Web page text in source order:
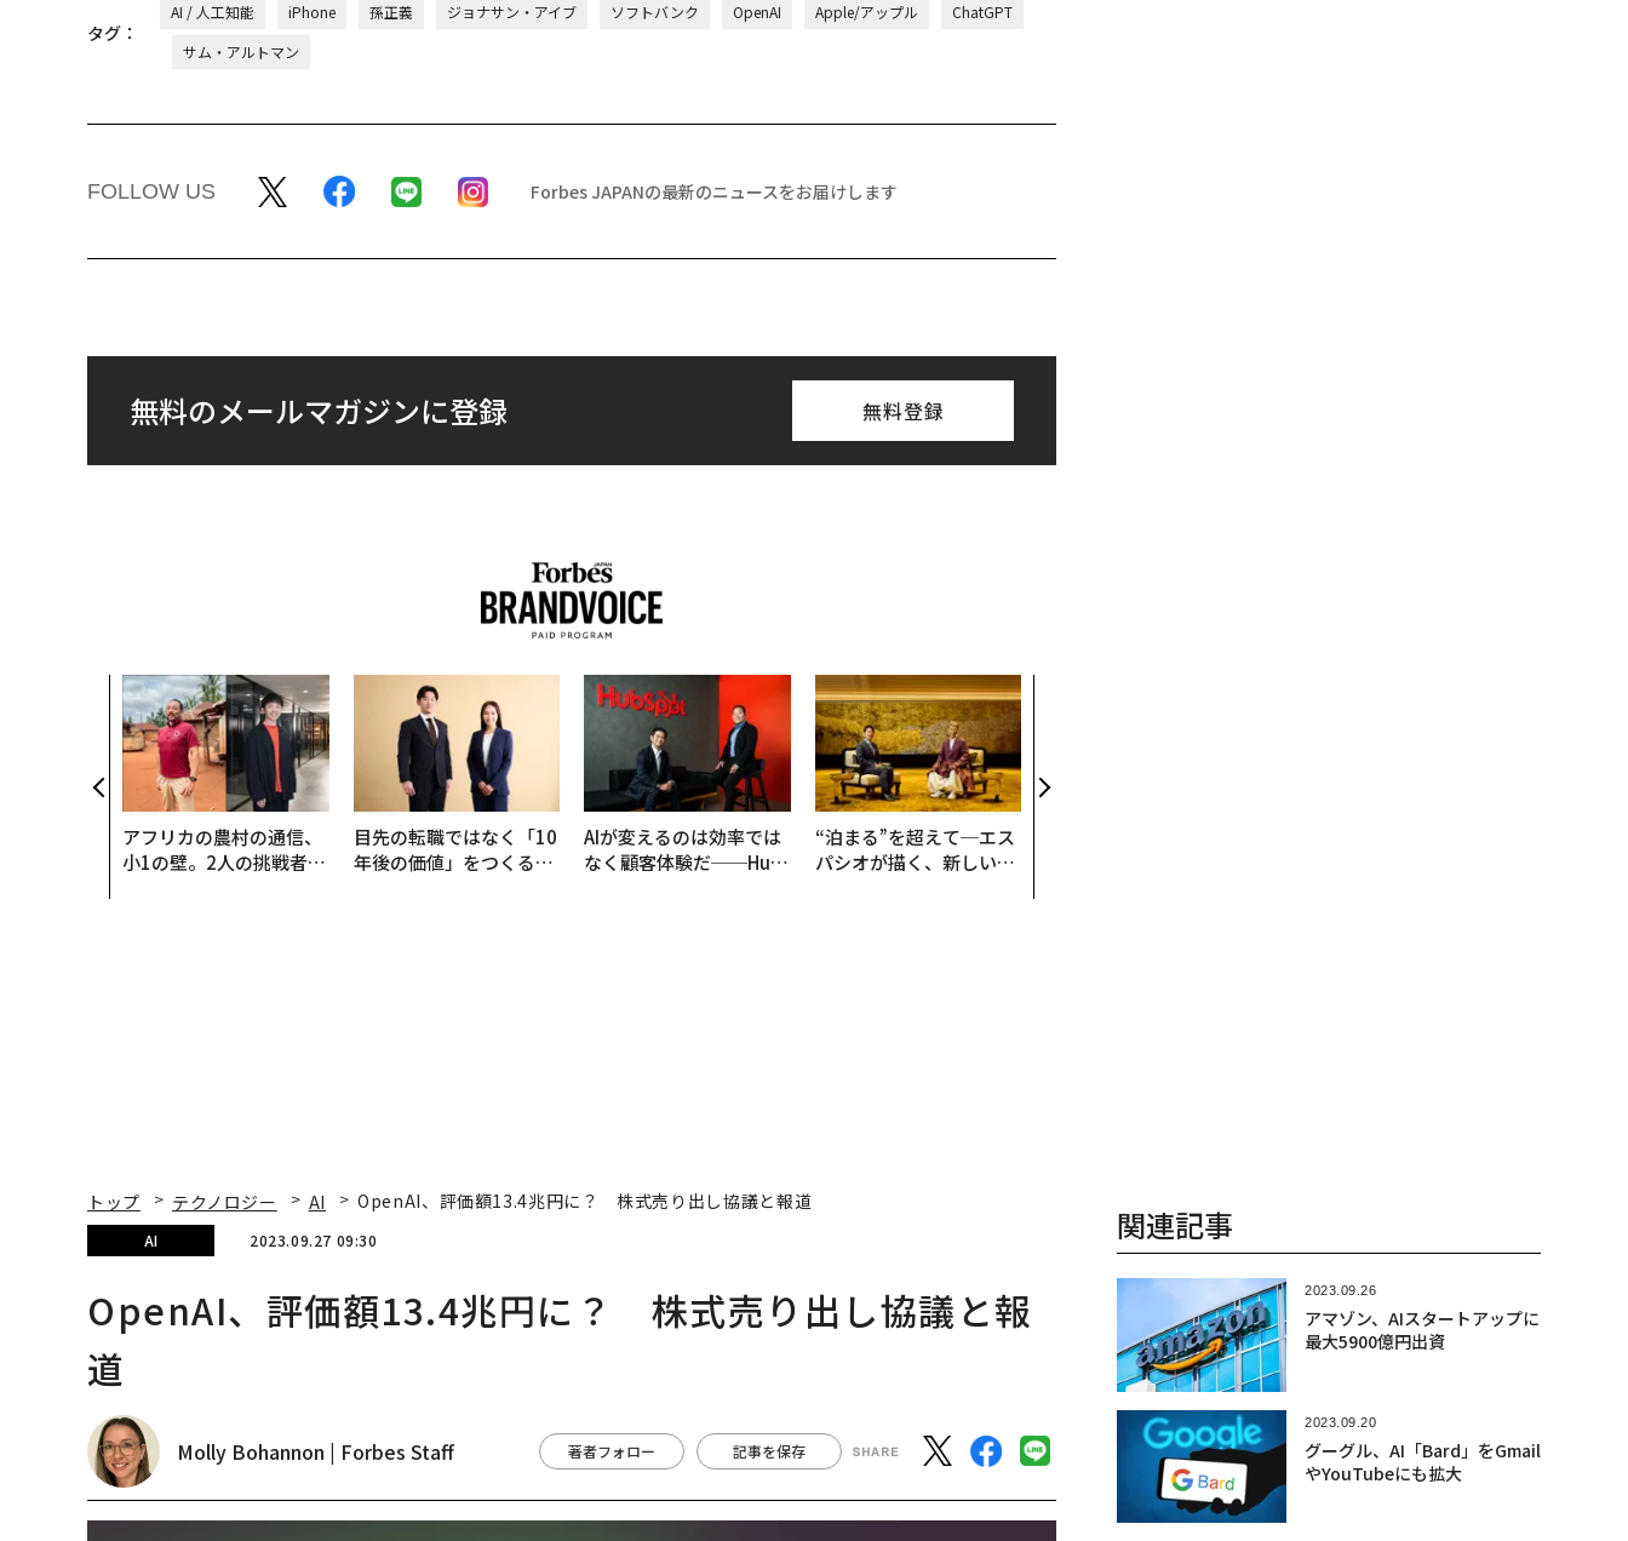
タグ：
AI / 人工知能 iPhone 孫正義 ジョナサン・アイブ ソフトバンク OpenAI Apple/アップル
ChatGPT
サム・アルトマン
FOLLOW US Forbes JAPANの最新のニュースをお届けします
無料のメールマガジンに登録 無料登録
アフリカの農村の通信、
小1の壁。2人の挑戦者が
目先の転職ではなく「10
年後の価値」をつくる─
AIが変えるのは効率では
なく顧客体験だ──Hub
“泊まる”を超えて─エス
パシオが描く、新しい日
る1日│CAREER SUMMI
トップ テクノロジー AI OpenAI、評価額13.4兆円に？ 株式売り出し協議と報道
AI 2023.09.27 09:30
OpenAI、評価額13.4兆円に？ 株式売り出し協議と報
道
Molly Bohannon | Forbes Staff 著者フォロー 記事を保存
関連記事
2023.09.26
アマゾン、AIスタートアップに
最大5900億円出資
2023.09.20
グーグル、AI「Bard」をGmail
やYouTubeにも拡大